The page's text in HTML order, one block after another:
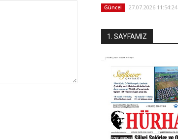
Güncel 27.07.2026 11:54:24
1. SAYFAMIZ